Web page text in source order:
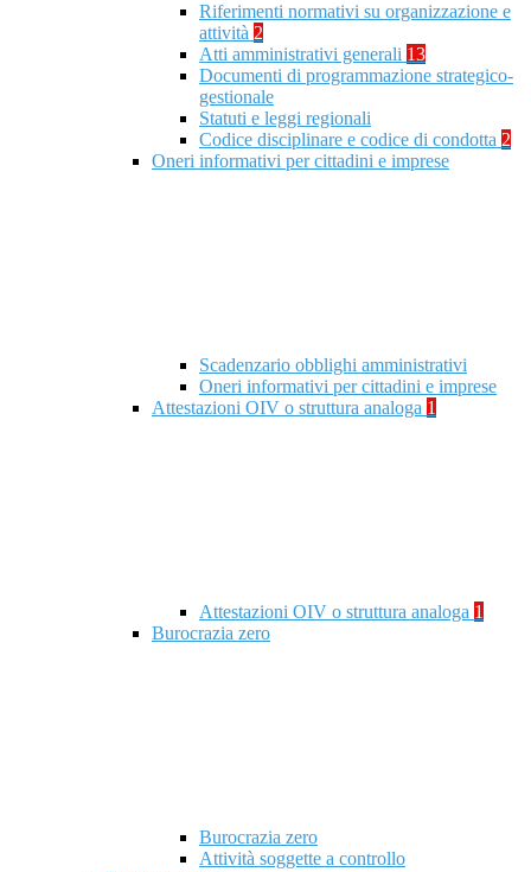
Riferimenti normativi su organizzazione e
attività 2
Atti amministrativi generali 13
Documenti di programmazione strategico-
gestionale
Statuti e leggi regionali
Codice disciplinare e codice di condotta 2
Oneri informativi per cittadini e imprese
Scadenzario obblighi amministrativi
Oneri informativi per cittadini e imprese
Attestazioni OIV o struttura analoga 1
Attestazioni OIV o struttura analoga 1
Burocrazia zero
Burocrazia zero
Attività soggette a controllo